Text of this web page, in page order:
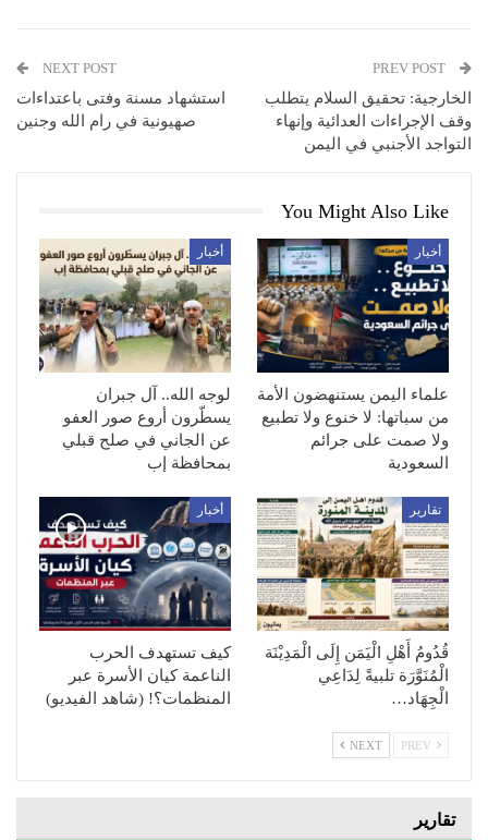
الخارجية: تحقيق السلام يتطلب
وقف الإجراءات العدائية وإنهاء
التواجد الأجنبي في اليمن
NEXT POST
استشهاد مسنة وفتى باعتداءات
صهيونية في رام الله وجنين
You Might Also Like
أخبار
علماء اليمن يستنهضون الأمة
من سباتها: لا خنوع ولا تطبيع
ولا صمت على جرائم
السعودية
أخبار
لوجه الله.. آل جبران
يسطّرون أروع صور العفو
عن الجاني في صلح قبلي
بمحافظة إب
تقارير
قُدُومُ أَهْلِ الْيَمَن إِلَى الْمَدِيْنَة
الْمُنَوَّرَة تلبيةً لِدَاعِي
الْجِهَاد…
أخبار
كيف تستهدف الحرب
الناعمة كيان الأسرة عبر
المنظمات؟! (شاهد الفيديو)
NEXT
تقارير